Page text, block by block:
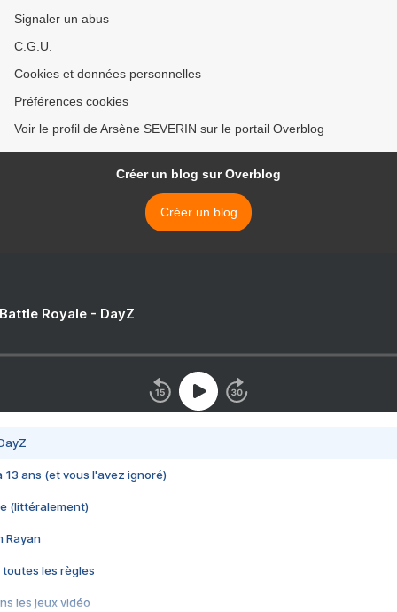
Signaler un abus
C.G.U.
Cookies et données personnelles
Préférences cookies
Voir le profil de Arsène SEVERIN sur le portail Overblog
Créer un blog sur Overblog
Créer un blog
Royale - DayZ
13 ans (et vous l'avez ignoré)
(littéralement)
Rayan
toutes les règles
les jeux vidéo